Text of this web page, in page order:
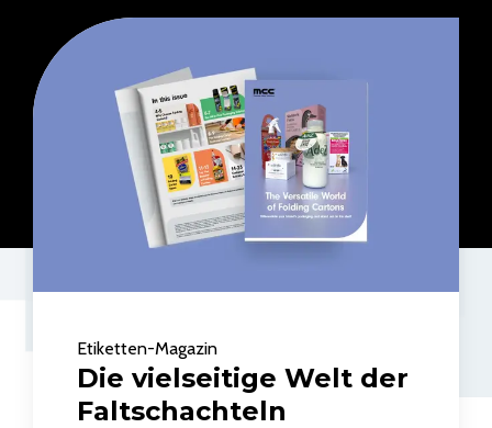
Etiketten-Magazin
Die vielseitige Welt der
Faltschachteln